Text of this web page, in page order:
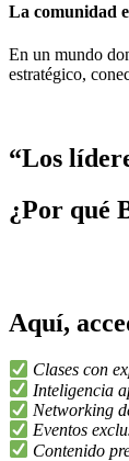
La comunidad
En un mundo
estratégico,
“Los
¿Por qué
Aquí,
Clases con
Inteligencia
Networking
Eventos
Contenido